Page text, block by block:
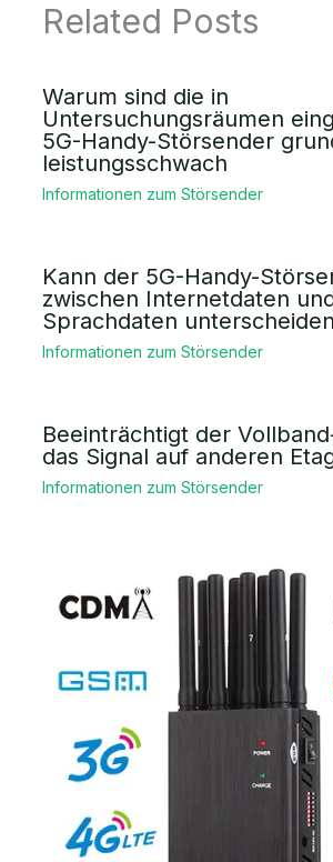
Related Posts
Warum sind die in
Untersuchungsräumen
5G-Handy-Störsender
leistungsschwach
Informationen zum Störsender
Kann der 5G-Handy-
zwischen Internetdaten
Sprachdaten unterscheiden
Informationen zum Störsender
Beeinträchtigt der
das Signal auf anderen
Informationen zum Störsender